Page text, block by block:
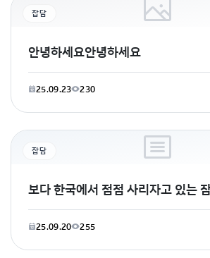
잡담
안녕하세요안녕하세요
25.09.23 230
잡담
보다 한국에서 점점 사리자고 있는
25.09.20 255